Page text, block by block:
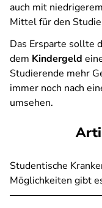
auch mit
Mittel für den
Das Ersparte sollte
dem Kindergeld
Studierende mehr
immer noch nach
umsehen.
Studentische
Möglichkeiten gibt